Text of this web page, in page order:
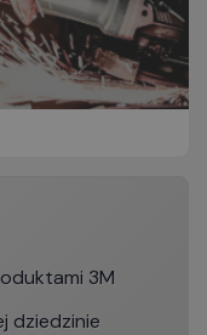
3M
dziedzinie